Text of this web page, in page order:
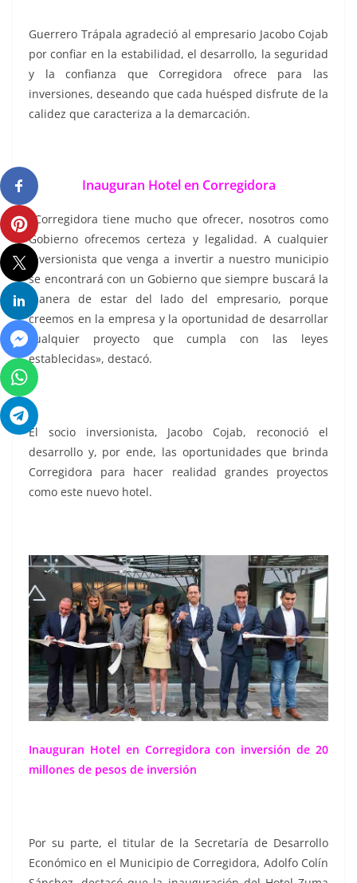
Guerrero Trápala agradeció al empresario Jacobo Cojab
por confiar en la estabilidad, el desarrollo, la seguridad
y la confianza que Corregidora ofrece para las
inversiones, deseando que cada huésped disfrute de la
calidez que caracteriza a la demarcación.
Inauguran Hotel en Corregidora
«Corregidora tiene mucho que ofrecer, nosotros como
Gobierno ofrecemos certeza y legalidad. A cualquier
inversionista que venga a invertir a nuestro municipio
se encontrará con un Gobierno que siempre buscará la
manera de estar del lado del empresario, porque
creemos en la empresa y la oportunidad de desarrollar
cualquier proyecto que cumpla con las leyes
establecidas», destacó.
El socio inversionista, Jacobo Cojab, reconoció el
desarrollo y, por ende, las oportunidades que brinda
Corregidora para hacer realidad grandes proyectos
como este nuevo hotel.
Inauguran Hotel en Corregidora con inversión de20
millones de pesos de inversión
Por su parte, el titular de la Secretaría de Desarrollo
Económico en el Municipio de Corregidora, Adolfo Colín